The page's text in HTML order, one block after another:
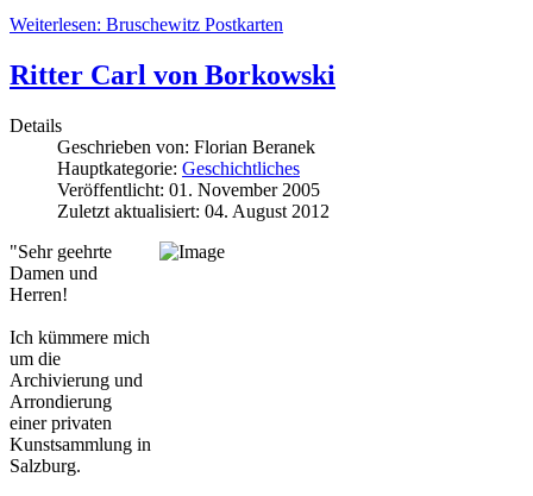
Weiterlesen: Bruschewitz Postkarten
Ritter Carl von Borkowski
Details
Geschrieben von: Florian Beranek
Hauptkategorie: Geschichtliches
Veröffentlicht: 01. November 2005
Zuletzt aktualisiert: 04. August 2012
"Sehr geehrte
Damen und
Herren!
Ich kümmere mich
um die
Archivierung und
Arrondierung
einer privaten
Kunstsammlung in
Salzburg.